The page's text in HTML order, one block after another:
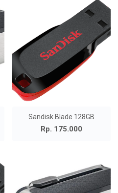
Sandisk Blade 128GB
Rp. 175.000